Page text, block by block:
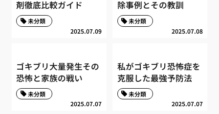
剤徹底比較ガイド
2025.07.09
未分類
除事例とその教訓
2025.07.08
未分類
ゴキブリ大量発生その
恐怖と家族の戦い
2025.07.07
未分類
私がゴキブリ恐怖症を
克服した最強予防法
2025.07.07
未分類